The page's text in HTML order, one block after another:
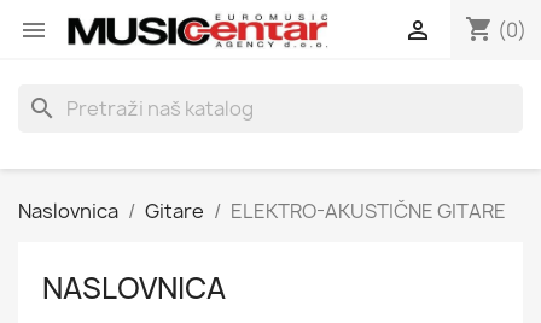
 shopping_cart (0)

search
Naslovnica Gitare ELEKTRO-AKUSTIČNE GITARE
NASLOVNICA